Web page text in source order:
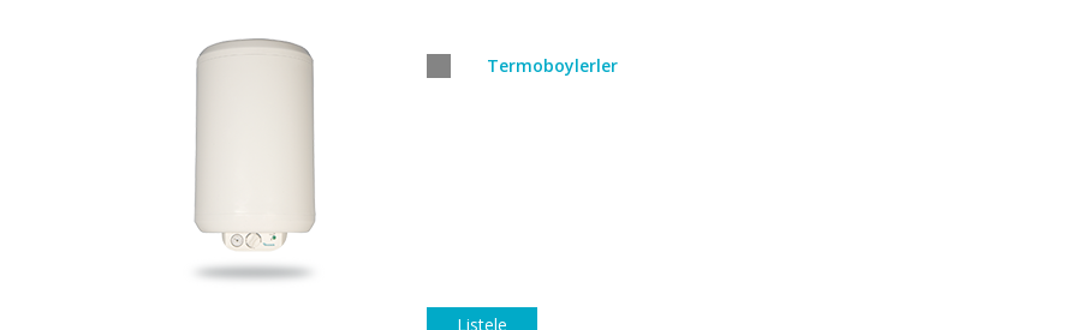
Termoboylerler
Listele